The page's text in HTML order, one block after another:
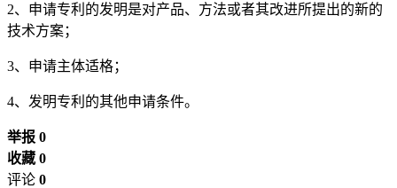
2、申请专利的发明是对产品、方法或者其改进所提出的新的
技术方案；
3、申请主体适格；
4、发明专利的其他申请条件。
举报 0
收藏 0
评论 0